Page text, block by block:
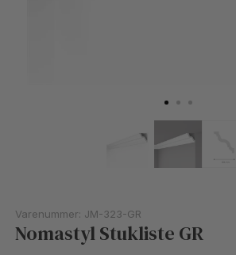
Varenummer: JM-323-GR
Nomastyl Stukliste GR